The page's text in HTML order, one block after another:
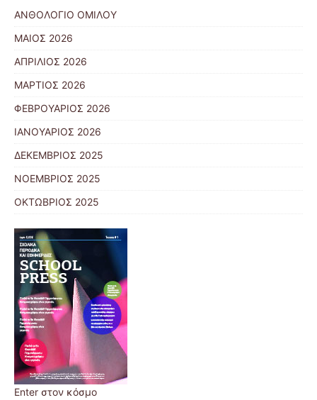
ΑΝΘΟΛΟΓΙΟ ΟΜΙΛΟΥ
ΜΑΙΟΣ 2026
ΑΠΡΙΛΙΟΣ 2026
ΜΑΡΤΙΟΣ 2026
ΦΕΒΡΟΥΑΡΙΟΣ 2026
ΙΑΝΟΥΑΡΙΟΣ 2026
ΔΕΚΕΜΒΡΙΟΣ 2025
ΝΟΕΜΒΡΙΟΣ 2025
ΟΚΤΩΒΡΙΟΣ 2025
Εnter στον κόσμο